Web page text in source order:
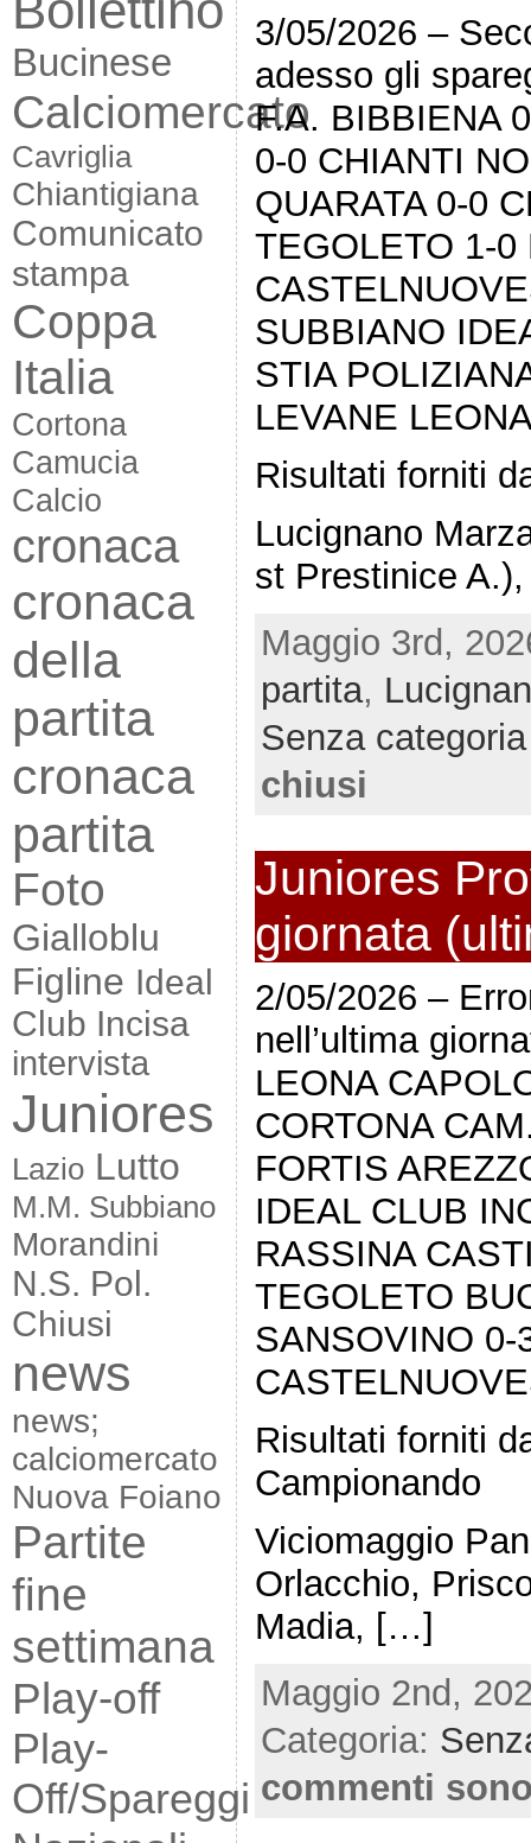
Bucinese
Calciomercato
Cavriglia
Chiantigiana
Comunicato
stampa
Coppa
Italia
Cortona
Camucia
Calcio
cronaca
cronaca
della
partita
cronaca
partita
Foto
Gialloblu
Figline Ideal
Club Incisa
intervista
Juniores
Lazio Lutto
M.M. Subbiano
Morandini
N.S. Pol.
Chiusi
news
news;
calciomercato
Nuova Foiano
Partite
fine
settimana
Play-off
Play-
Off/Spareggi
3/05/2026 –
adesso gli
F.A. BIBBIENA
0-0 CHIANTI
QUARATA 0-0
TEGOLETO 1-0
SUBBIANO
STIA
LEVANE
Risultati forniti
Lucignano
st Prestinice
Maggio 3rd,
partita,
Senza categoria
chiusi
Juniores
giornata
2/05/2026 –
nell’ultima
LEONA
CORTONA
FORTIS
IDEAL CLUB
RASSINA
TEGOLETO
SANSOVINO
Risultati forniti
Campionando
Viciomaggio
Orlacchio,
Madia, […]
Maggio 2nd,
Categoria:
commenti